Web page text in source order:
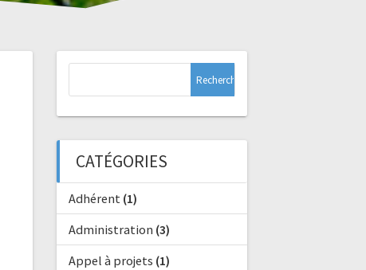
CATÉGORIES
Adhérent(1)
Administration (3)
Appel à projets (1)